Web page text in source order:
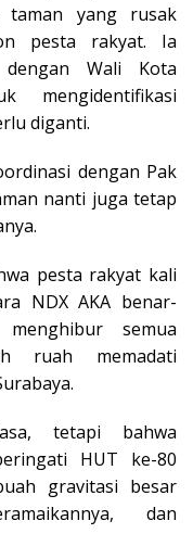
taman yang rusak
pesta rakyat. Ia
Wali Kota
mengidentifikasi
diganti.
dengan Pak
nanti juga tetap
pesta rakyat kali
NDX AKA benar-
semua
ruah memadati
tetapi bahwa
HUT ke-80
gravitasi besar
dan